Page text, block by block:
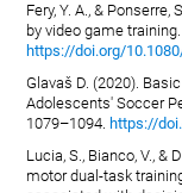
Fery, Y. A., &
by video game
https://doi.org/
Glavaš D. (2020).
Adolescents' Soccer
1079–1094. https://
Lucia, S., Bianco, V., &
motor dual-task